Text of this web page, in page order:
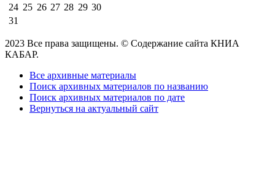
24 25 26 27 28 29 30
31
2023 Все права защищены. © Содержание сайта КНИА
КАБАР.
Все архивные материалы
Поиск архивных материалов по названию
Поиск архивных материалов по дате
Вернуться на актуальный сайт